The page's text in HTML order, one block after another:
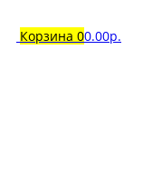
Корзина 00.00р.